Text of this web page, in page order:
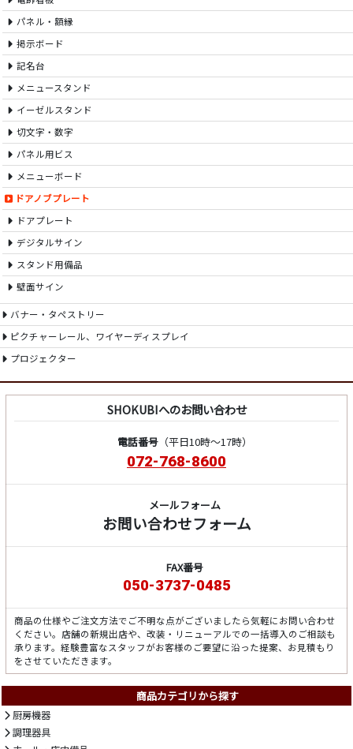
パネル・額縁
掲示ボード
記名台
メニュースタンド
イーゼルスタンド
切文字・数字
パネル用ビス
メニューボード
ドアノブプレート
ドアプレート
デジタルサイン
スタンド用備品
壁面サイン
バナー・タペストリー
ピクチャーレール、ワイヤーディスプレイ
プロジェクター
SHOKUBIへのお問い合わせ
電話番号（平日10時～17時）
072-768-8600
メールフォーム
お問い合わせフォーム
FAX番号
050-3737-0485
商品の仕様やご注文方法でご不明な点がございましたら気軽にお問い合わせ
ください。店舗の新規出店や、改装・リニューアルでの一括導入のご相談も
承ります。経験豊富なスタッフがお客様のご要望に沿った提案、お見積もり
をさせていただきます。
商品カテゴリから探す
厨房機器
調理器具